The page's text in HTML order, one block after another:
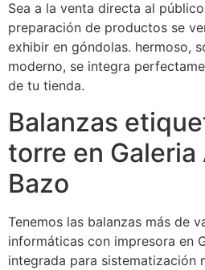
Sea a la venta directa al
preparación de productos se
exhibir en góndolas. hermoso,
moderno, se integra
de tu tienda.
Balanzas
torre en
Bazo
Tenemos las balanzas más de
informáticas con impresora en
integrada para sistematización